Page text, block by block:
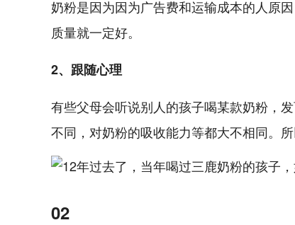
奶粉是因为因为广告费和运输成本的人原
质量就一定好。
2、跟随心理
有些父母会听说别人的孩子喝某款奶粉，
不同，对奶粉的吸收能力等都大不相同。
02